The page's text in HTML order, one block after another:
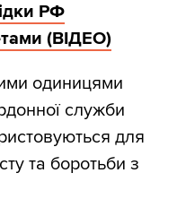
РФ
(ВІДЕО)
одиницями
служби
для
та боротьби з